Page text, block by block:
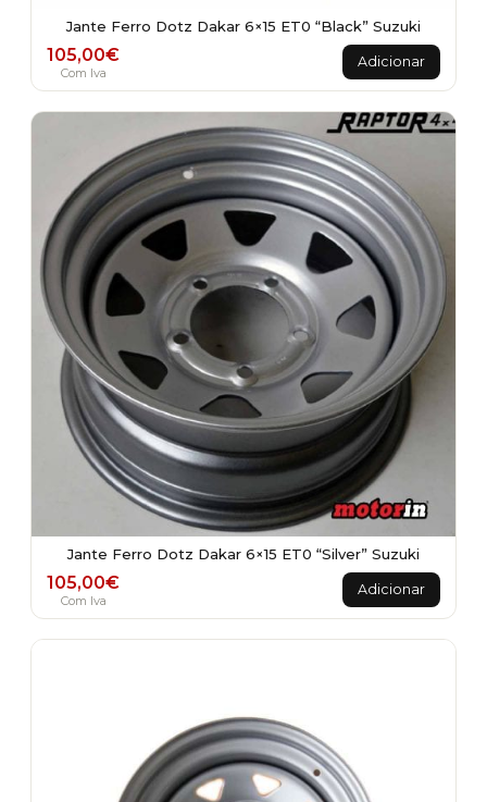
Jante Ferro Dotz Dakar 6×15 ET0 “Black” Suzuki
105,00€
Com Iva
Adicionar
Jante Ferro Dotz Dakar 6×15 ET0 “Silver” Suzuki
105,00€
Com Iva
Adicionar